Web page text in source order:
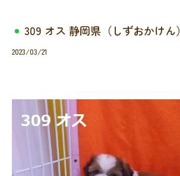
309 オス 静岡県（しずおかけん）
2023/03/21